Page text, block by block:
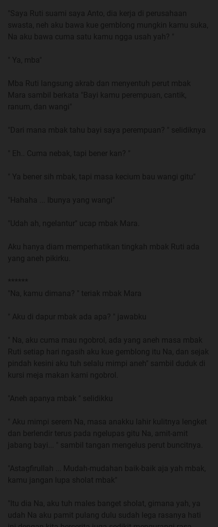
Fotonya nyomot di google pny nenek gayung.
Part 2
https://www.kaskus.co.id/show_post/5...d49546d51ea32f
https://www.kaskus.co.id/show_post/5...9d0f779709edc5
https://www.kaskus.co.id/show_post/5...208425662faf76
Part 6
https://www.kaskus.co.id/show_post/5...7e9341ba6961a9
https://www.kaskus.co.id/show_post/5...d4953577527632
Part 11
https://www.kaskus.co.id/show_post/5...d2954beb0b741c
"Saya Ruti suami saya Anto, dia kerja di perusahaan
swasta, neh aku bawa kue gemblong mungkin kamu suka,
Na aku bawa cuma satu kamu ngga usah yah? "
" Ya, mba"
Mba Ruti langsung akrab dan menyentuh perut mbak
Mara sambil berkata "Bayi kamu perempuan, cantik,
ranum, dan wangi"
"Dari mana mbak tahu bayi saya perempuan? " selidiknya
" Eh.. Cuma nebak, tapi bener kan? "
" Ya bener sih mbak, tapi masa kecium bau wangi gitu"
"Hahaha ... Ibunya yang wangi"
"Udah ah, ngelantur" ucap mbak Mara.
Aku hanya diam memperhatikan tingkah mbak Ruti ada
yang aneh pikirku.
******
"Na, kamu dimana? " teriak mbak Mara
" Aku di dapur mbak ada apa? " jawabku
" Na, aku cuma mau ngobrol, ada yang aneh masa mbak
Ruti setiap hari ngasih aku kue gemblong itu Na, dan sejak
pindah kesini aku tuh selalu mimpi aneh" sambil duduk di
kursi meja makan kami ngobrol.
"Aneh apanya mbak " selidikku
" Aku mimpi serem Na, masa anakku lahir kulitnya lengket
dan berlendir terus pada ngelupas gitu Na, amit-amit
jabang bayi... " sambil tangan mengelus perut buncitnya.
"Astagfirullah ... Mudah-mudahan baik-baik aja yah mbak,
kamu jangan lupa sholat mbak"
"Itu dia Na, aku tuh males banget sholat, gimana yah, ya
udah Na aku pamit pulang dulu sudah lega rasanya hati